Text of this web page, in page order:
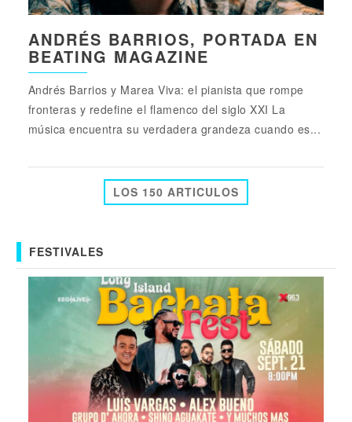
ANDRÉS BARRIOS, PORTADA EN
BEATING MAGAZINE
Andrés Barrios y Marea Viva: el pianista que rompe
fronteras y redefine el flamenco del siglo XXI La
música encuentra su verdadera grandeza cuando es...
LOS 150 ARTICULOS
FESTIVALES